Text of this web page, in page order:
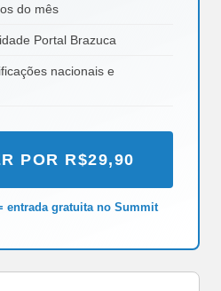
do mês
Portal Brazuca
nacionais e
POR R$29,90
entrada gratuita no Summit